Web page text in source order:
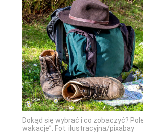
Dokąd się wybrać i co zobaczyć?
wakacje”. Fot. ilustracyjna/pixabay